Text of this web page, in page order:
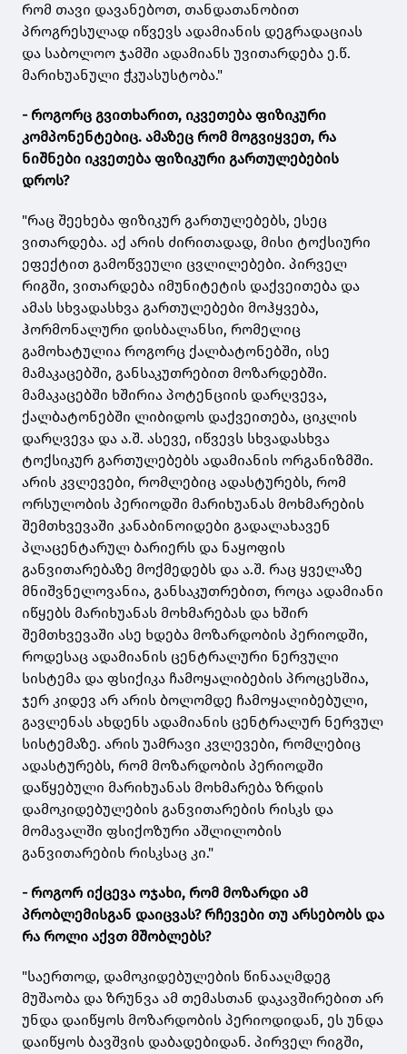
რომ თავი დავანებოთ, თანდათანობით
პროგრესულად იწვევს ადამიანის დეგრადაციას
და საბოლოო ჯამში ადამიანს უვითარდება ე.წ.
მარიხუანული ჭკუასუსტობა."
- როგორც გვითხარით, იკვეთება ფიზიკური
კომპონენტებიც. ამაზეც რომ მოგვიყვეთ, რა
ნიშნები იკვეთება ფიზიკური გართულებების
დროს?
"რაც შეეხება ფიზიკურ გართულებებს, ესეც
ვითარდება. აქ არის ძირითადად, მისი ტოქსიური
ეფექტით გამოწვეული ცვლილებები. პირველ
რიგში, ვითარდება იმუნიტეტის დაქვეითება და
ამას სხვადასხვა გართულებები მოჰყვება,
ჰორმონალური დისბალანსი, რომელიც
გამოხატულია როგორც ქალბატონებში, ისე
მამაკაცებში, განსაკუთრებით მოზარდებში.
მამაკაცებში ხშირია პოტენციის დარღვევა,
ქალბატონებში ლიბიდოს დაქვეითება, ციკლის
დარღვევა და ა.შ. ასევე, იწვევს სხვადასხვა
ტოქსიკურ გართულებებს ადამიანის ორგანიზმში.
არის კვლევები, რომლებიც ადასტურებს, რომ
ორსულობის პერიოდში მარიხუანას მოხმარების
შემთხვევაში კანაბინოიდები გადალახავენ
პლაცენტარულ ბარიერს და ნაყოფის
განვითარებაზე მოქმედებს და ა.შ. რაც ყველაზე
მნიშვნელოვანია, განსაკუთრებით, როცა ადამიანი
იწყებს მარიხუანას მოხმარებას და ხშირ
შემთხვევაში ასე ხდება მოზარდობის პერიოდში,
როდესაც ადამიანის ცენტრალური ნერვული
სისტემა და ფსიქიკა ჩამოყალიბების პროცესშია,
ჯერ კიდევ არ არის ბოლომდე ჩამოყალიბებული,
გავლენას ახდენს ადამიანის ცენტრალურ ნერვულ
სისტემაზე. არის უამრავი კვლევები, რომლებიც
ადასტურებს, რომ მოზარდობის პერიოდში
დაწყებული მარიხუანას მოხმარება ზრდის
დამოკიდებულების განვითარების რისკს და
მომავალში ფსიქოზური აშლილობის
განვითარების რისკსაც კი."
- როგორ იქცევა ოჯახი, რომ მოზარდი ამ
პრობლემისგან დაიცვას? რჩევები თუ არსებობს და
რა როლი აქვთ მშობლებს?
"საერთოდ, დამოკიდებულების წინააღმდეგ
მუშაობა და ზრუნვა ამ თემასთან დაკავშირებით არ
უნდა დაიწყოს მოზარდობის პერიოდიდან, ეს უნდა
დაიწყოს ბავშვის დაბადებიდან. პირველ რიგში,